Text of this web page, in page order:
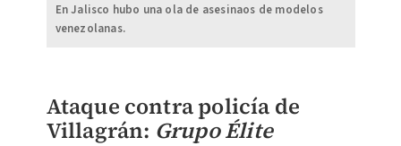
En Jalisco hubo una ola de asesinaos de modelos
venezolanas.
Ataque contra policía de
Villagrán: Grupo Élite